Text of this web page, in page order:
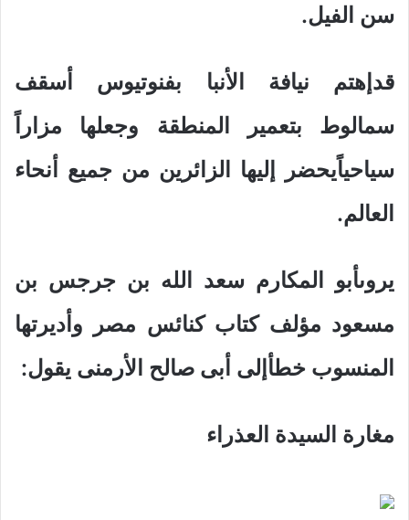
سن الفيل.
قدإهتم نيافة الأنبا بفنوتيوس أسقف
سمالوط بتعمير المنطقة وجعلها مزاراً
سياحياًيحضر إليها الزائرين من جميع أنحاء
العالم.
يروىأبو المكارم سعد الله بن جرجس بن
مسعود مؤلف كتاب كنائس مصر وأديرتها
المنسوب خطأإلى أبى صالح الأرمنى يقول:
مغارة السيدة العذراء